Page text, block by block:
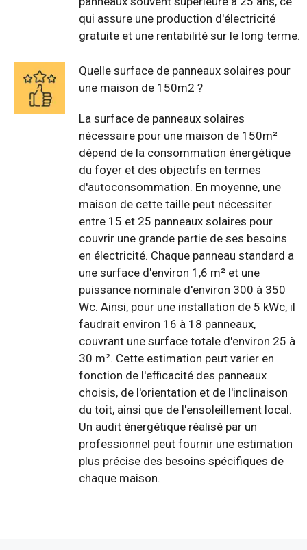
qui assure une production d'électricité
gratuite et une rentabilité sur le long terme.
Quelle surface de panneaux solaires pour
une maison de 150m2 ?
La surface de panneaux solaires
nécessaire pour une maison de 150m²
dépend de la consommation énergétique
du foyer et des objectifs en termes
d'autoconsommation. En moyenne, une
maison de cette taille peut nécessiter
entre 15 et 25 panneaux solaires pour
couvrir une grande partie de ses besoins
en électricité. Chaque panneau standard a
une surface d'environ 1,6 m² et une
puissance nominale d'environ 300 à 350
Wc. Ainsi, pour une installation de 5 kWc, il
faudrait environ 16 à 18 panneaux,
couvrant une surface totale d'environ 25 à
30 m². Cette estimation peut varier en
fonction de l'efficacité des panneaux
choisis, de l'orientation et de l'inclinaison
du toit, ainsi que de l'ensoleillement local.
Un audit énergétique réalisé par un
professionnel peut fournir une estimation
plus précise des besoins spécifiques de
chaque maison.